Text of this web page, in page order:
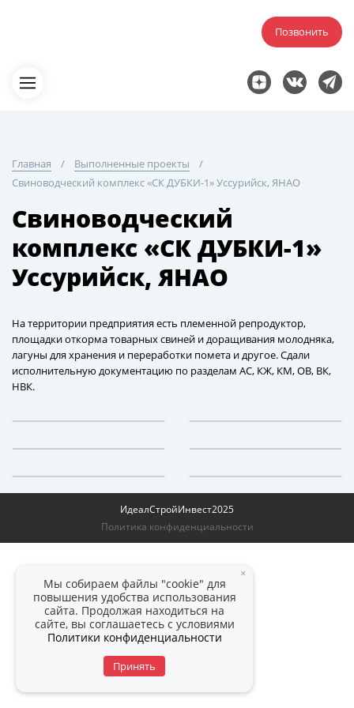
Позвонить
Главная
Выполненные проекты
Свиноводческий комплекс «СК ДУБКИ-1» Уссурийск, ЯНАО
Свиноводческий
комплекс «СК ДУБКИ-1»
Уссурийск, ЯНАО
На территории предприятия есть племенной репродуктор,
площадки откорма товарных свиней и доращивания молодняка,
лагуны для хранения и переработки помета и другое. Сдали
исполнительную документацию по разделам АС, КЖ, КМ, ОВ, ВК,
НВК.
ИдеалСтройИнвест2025
Политика конфиденциальности
×
Мы собираем файлы "cookie" для
повышения удобства использования
сайта. Продолжая находиться на
сайте, вы соглашаетесь с условиями
Политики конфиденциальности
Принять